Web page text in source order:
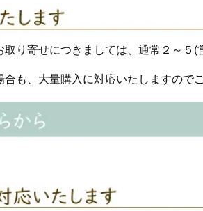
り寄せにつきましては、通常２～５(
も、大量購入に対応いたしますので